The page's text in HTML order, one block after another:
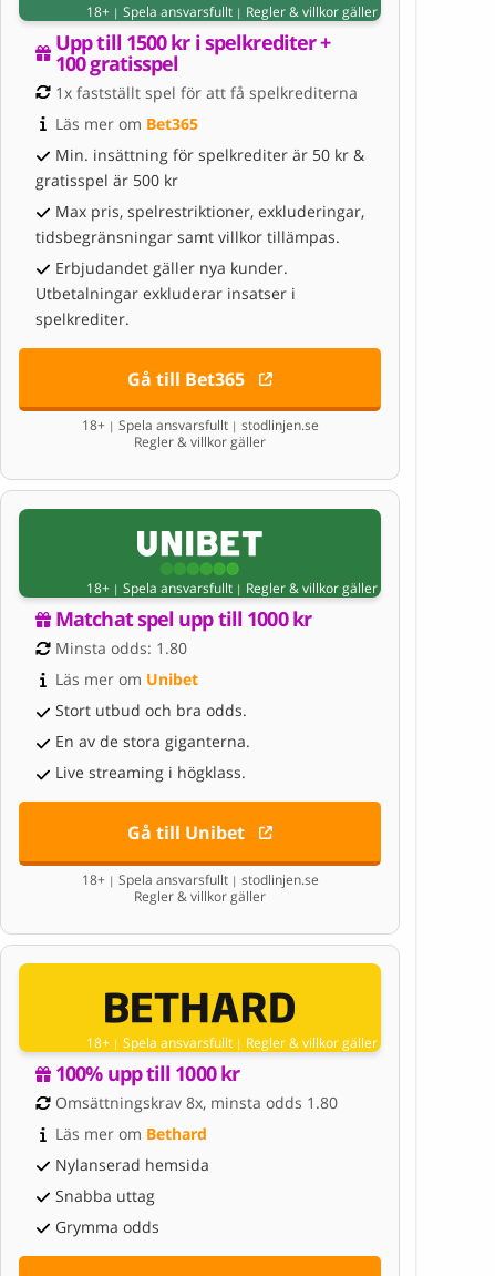
18+ | Spela ansvarsfullt | Regler & villkor gäller
Upp till 1500 kr i spelkrediter +
100 gratisspel
1x fastställt spel för att få spelkrediterna
Läs mer om Bet365
Min. insättning för spelkrediter är 50 kr &
gratisspel är 500 kr
Max pris, spelrestriktioner, exkluderingar,
tidsbegränsningar samt villkor tillämpas.
Erbjudandet gäller nya kunder.
Utbetalningar exkluderar insatser i
spelkrediter.
Gå till Bet365
18+ | Spela ansvarsfullt | stodlinjen.se
Regler & villkor gäller
18+ | Spela ansvarsfullt | Regler & villkor gäller
Matchat spel upp till 1000 kr
Minsta odds: 1.80
Läs mer om Unibet
Stort utbud och bra odds.
En av de stora giganterna.
Live streaming i högklass.
Gå till Unibet
18+ | Spela ansvarsfullt | stodlinjen.se
Regler & villkor gäller
18+ | Spela ansvarsfullt | Regler & villkor gäller
100% upp till 1000 kr
Omsättningskrav 8x, minsta odds 1.80
Läs mer om Bethard
Nylanserad hemsida
Snabba uttag
Grymma odds